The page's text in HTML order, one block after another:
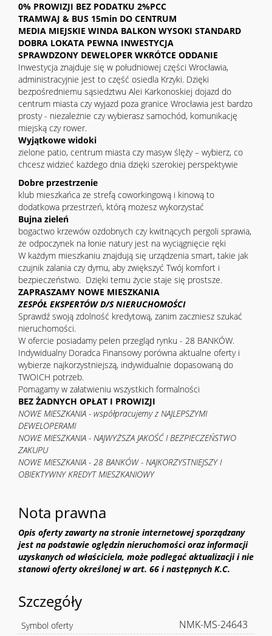
0% PROWIZJI BEZ PODATKU 2%PCC
TRAMWAJ & BUS 15min DO CENTRUM
MEDIA MIEJSKIE WINDA BALKON WYSOKI STANDARD
DOBRA LOKATA PEWNA INWESTYCJA
SPRAWDZONY DEWELOPER WKRÓTCE ODDANIE
Inwestycja znajduje się w południowej części Wrocławia,
administracyjnie jest to część osiedla Krzyki. Dzięki
bezpośredniemu sąsiedztwu Alei Karkonoskiej dojazd do
centrum miasta czy wyjazd poza granice Wrocławia jest bardzo
prosty - niezależnie czy wybierasz samochód, komunikację
miejską czy rower.
Wyjątkowe widoki
zielone patio, centrum miasta czy masyw ślęży – wybierz, co
chcesz widzieć każdego dnia dzięki szerokiej perspektywie
Dobre przestrzenie
klub mieszkańca ze strefą coworkingową i kinową to
dodatkowa przestrzeń, którą możesz wykorzystać
Bujna zieleń
bogactwo krzewów ozdobnych czy kwitnących pergoli sprawia,
że odpoczynek na łonie natury jest na wyciągnięcie ręki
W każdym mieszkaniu znajdują się urządzenia smart, takie jak
czujnik zalania czy dymu, aby zwiększyć Twój komfort i
bezpieczeństwo. Dzięki temu życie staje się prostsze.
ZAPRASZAMY NOWE MIESZKANIA
ZESPÓŁ EKSPERTÓW D/S NIERUCHOMOŚCI
Sprawdź swoją zdolność kredytową, zanim zaczniesz szukać
nieruchomości.
W ofercie posiadamy pełen przegląd rynku - 28 BANKÓW.
Indywidualny Doradca Finansowy porówna aktualne oferty i
wybierze najkorzystniejszą, indywidualnie dopasowaną do
TWOICH potrzeb.
Pomagamy w załatwieniu wszystkich formalności
BEZ ŻADNYCH OPŁAT I PROWIZJI
NOWE MIESZKANIA - współpracujemy z NAJLEPSZYMI
DEWELOPERAMI
NOWE MIESZKANIA - NAJWYŻSZA JAKOŚĆ I BEZPIECZEŃSTWO
ZAKUPU
NOWE MIESZKANIA - 28 BANKÓW - NAJKORZYSTNIEJSZY I
OBIEKTYWNY KREDYT MIESZKANIOWY
Nota prawna
Opis oferty zawarty na stronie internetowej sporządzany
jest na podstawie oględzin nieruchomości oraz informacji
uzyskanych od właściciela, może podlegać aktualizacji i nie
stanowi oferty określonej w art. 66 i następnych K.C.
Szczegóły
Symbol oferty NMK-MS-24643